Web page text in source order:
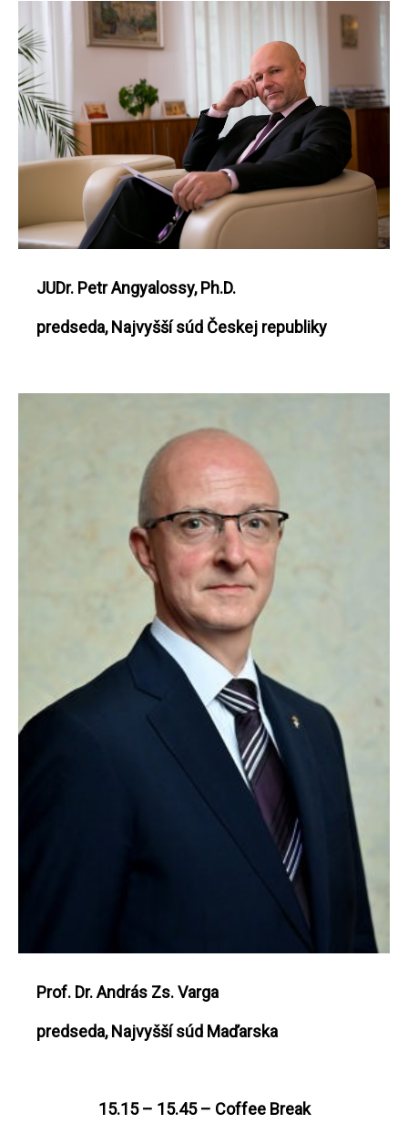
JUDr. Petr Angyalossy, Ph.D.
predseda, Najvyšší súd Českej republiky
Prof. Dr. András Zs. Varga
predseda, Najvyšší súd Maďarska
15.15 – 15.45 – Coffee Break